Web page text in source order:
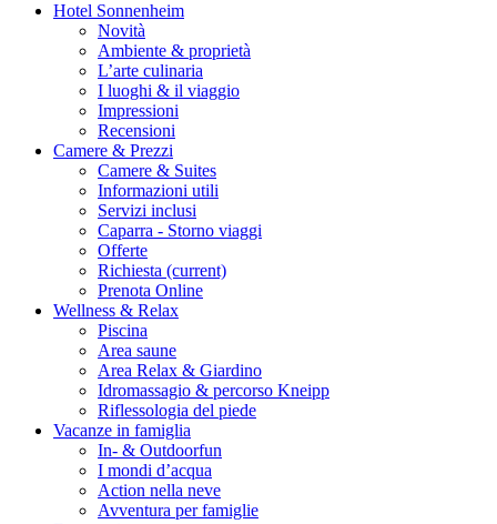
Hotel Sonnenheim
Novità
Ambiente & proprietà
L’arte culinaria
I luoghi & il viaggio
Impressioni
Recensioni
Camere & Prezzi
Camere & Suites
Informazioni utili
Servizi inclusi
Caparra - Storno viaggi
Offerte
Richiesta (current)
Prenota Online
Wellness & Relax
Piscina
Area saune
Area Relax & Giardino
Idromassagio & percorso Kneipp
Riflessologia del piede
Vacanze in famiglia
In- & Outdoorfun
I mondi d’acqua
Action nella neve
Avventura per famiglie